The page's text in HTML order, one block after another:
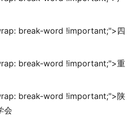
break-word !important;"> 四
break-word !important;">重
break-word !important;">陕
会